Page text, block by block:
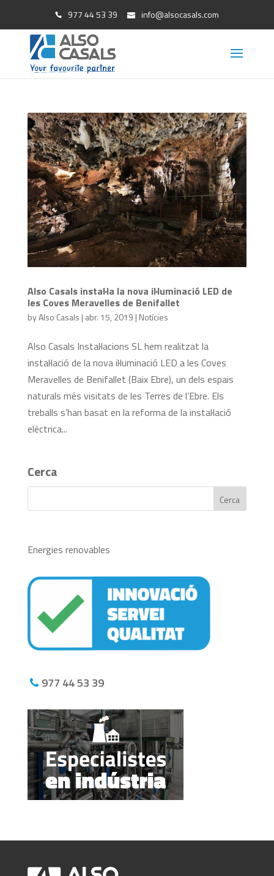
977 44 53 39 info@alsocasals.com
Also Casals instal·la la nova il·luminació LED de
les Coves Meravelles de Benifallet
byAlso Casals | abr. 15, 2019 | Notícies
Also Casals Instal·lacions SL hem realitzat la
instal·lació de la nova il·luminació LED a les Coves
Meravelles de Benifallet (Baix Ebre), un dels espais
naturals més visitats de les Terres de l’Ebre. Els
treballs s’han basat en la reforma de la instal·lació
elèctrica...
Cerca
Energies renovables
977 44 53 39